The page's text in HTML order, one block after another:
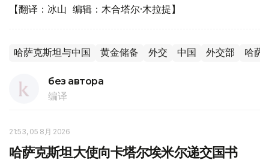
【翻译：冰山 编辑：木合塔尔·木拉提】
哈萨克斯坦与中国 黄金储备 外交 中国 外交部 哈萨
без автора
编译
21:53, 05 8月 2026
哈萨克斯坦大使向卡塔尔埃米尔递交国书